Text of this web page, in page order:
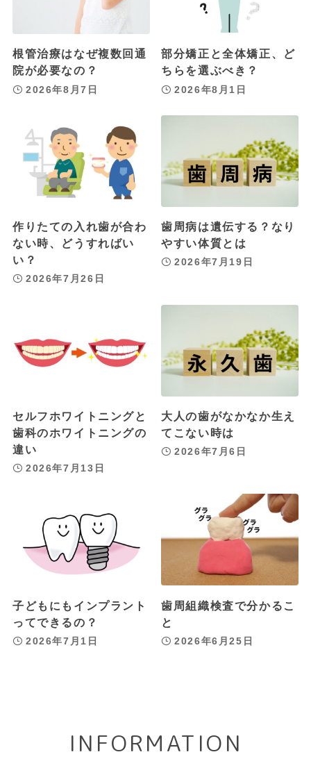
根管治療はなぜ複数回通
院が必要なの？
2026年8月7日
部分矯正と全体矯正、ど
ちらを選ぶべき？
2026年8月1日
作りたての入れ歯が合わ
ない時、どうすればい
い？
2026年7月26日
歯周病は遺伝する？なり
やすい体質とは
2026年7月19日
セルフホワイトニングと
歯科のホワイトニングの
違い
2026年7月13日
大人の歯がなかなか生え
てこない時は
2026年7月6日
子どもにもインプラント
ってできるの？
2026年7月1日
歯周組織検査で分かるこ
と
2026年6月25日
INFORMATION